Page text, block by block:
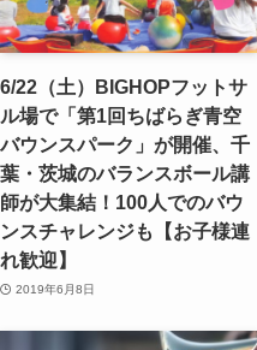
6/22（土）BIGHOPフットサ
ル場で「第1回ちばらぎ青空
バウンスパーク」が開催、千
葉・茨城のバランスボール講
師が大集結！100人でのバウ
ンスチャレンジも【お子様連
れ歓迎】
2019年6月8日